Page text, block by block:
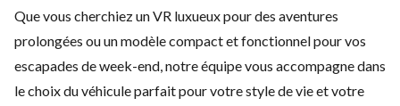
Que vous cherchiez un VR luxueux pour des aventures
prolongées ou un modèle compact et fonctionnel pour vos
escapades de week-end, notre équipe vous accompagne dans
le choix du véhicule parfait pour votre style de vie et votre